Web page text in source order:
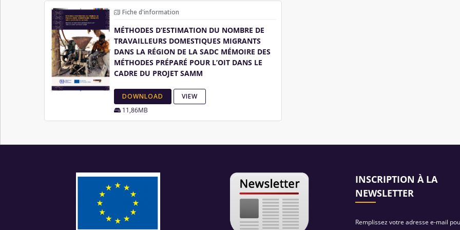
Fiche d'information
MÉTHODES D’ESTIMATION DU NOMBRE DE
TRAVAILLEURS DOMESTIQUES MIGRANTS
DANS LA RÉGION DE LA SADC MÉMOIRE DES
MÉTHODES PRÉPARÉ POUR L’OIT DANS LE
CADRE DU PROJET SAMM
DOWNLOAD VIEW
11,86MB
INSCRIPTION À LA
NEWSLETTER
Remplissez votre adresse e-mail